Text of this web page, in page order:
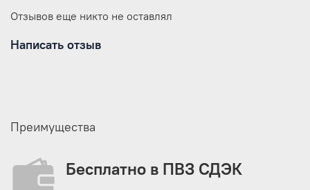
Отзывов еще никто не оставлял
Написать отзыв
Преимущества
Бесплатно в ПВЗ СДЭК